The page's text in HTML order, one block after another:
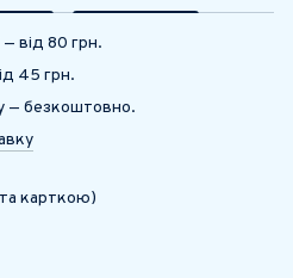
від 80 грн.
45 грн.
— безкоштовно.
карткою)